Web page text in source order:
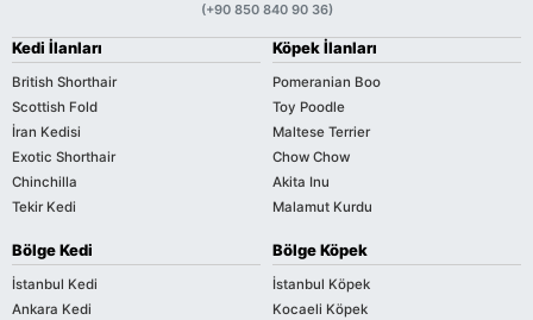
(+90 850 840 90 36)
Kedi İlanları
British Shorthair
Scottish Fold
İran Kedisi
Exotic Shorthair
Chinchilla
Tekir Kedi
Köpek İlanları
Pomeranian Boo
Toy Poodle
Maltese Terrier
Chow Chow
Akita Inu
Malamut Kurdu
Bölge Kedi
İstanbul Kedi
Ankara Kedi
Bölge Köpek
İstanbul Köpek
Kocaeli Köpek